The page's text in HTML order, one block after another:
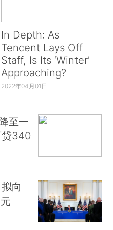
In Depth: As
Tencent Lays Off
Staff, Is Its ‘Winter’
Approaching?
2022年04月01日
至一
贷340
向